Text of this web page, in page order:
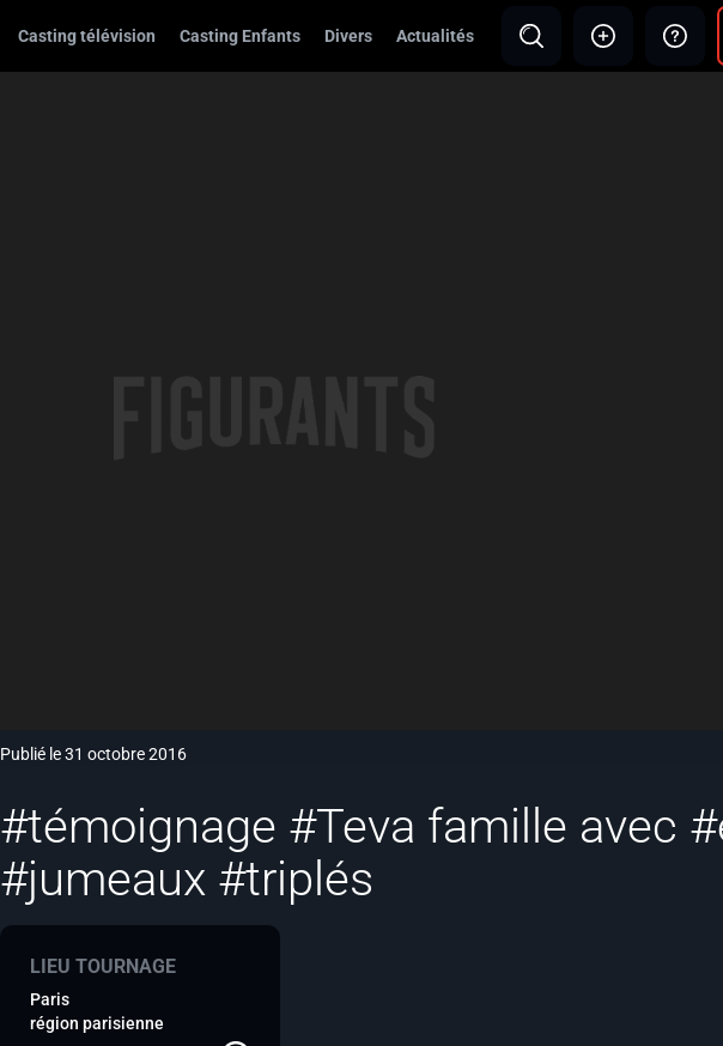
Casting télévision Casting Enfants Divers Actualités
Publié le 31 octobre 2016
#témoignage #Teva famille avec
#jumeaux #triplés
LIEU TOURNAGE
Paris
région parisienne